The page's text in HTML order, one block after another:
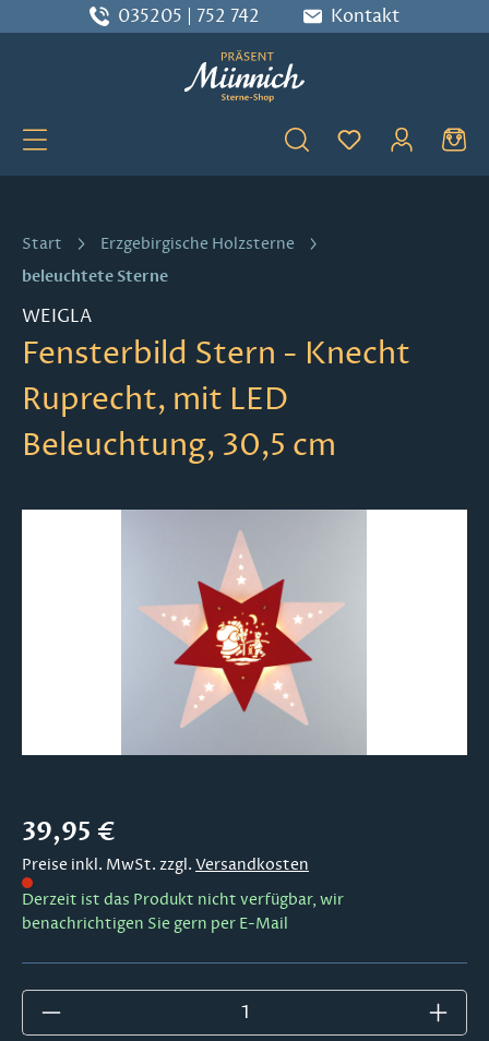
Zum Hauptinhalt springen
035205 | 752 742 Kontakt
Du hast 0
Start Erzgebirgische Holzsterne
beleuchtete Sterne
WEIGLA
Fensterbild Stern - Knecht
Ruprecht, mit LED
Beleuchtung, 30,5 cm
Regulärer Preis:
39,95 €
Preise inkl. MwSt. zzgl. Versandkosten
Derzeit ist das Produkt nicht verfügbar, wir
benachrichtigen Sie gern per E-Mail